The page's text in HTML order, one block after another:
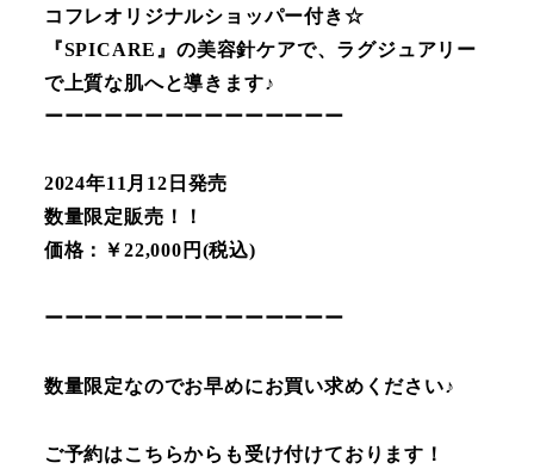
コフレオリジナルショッパー付き☆
『SPICARE』の美容針ケアで、ラグジュアリー
で上質な肌へと導きます♪
ーーーーーーーーーーーーーーー
2024年11月12日発売
数量限定販売！！
価格：￥22,000円(税込)
ーーーーーーーーーーーーーーー
数量限定なのでお早めにお買い求めください♪
ご予約はこちらからも受け付けております！